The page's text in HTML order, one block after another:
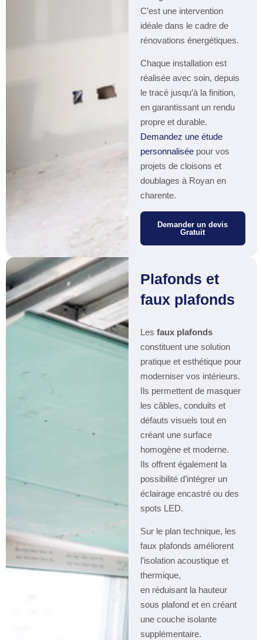
C’est une intervention
idéale dans le cadre de
rénovations énergétiques.
Chaque installation est
réalisée avec soin, depuis
le tracé jusqu’à la finition,
en garantissant un rendu
propre et durable.
Demandez une étude
personnaliséepour vos
projets de cloisons et
doublages à Royan en
charente.
Demander un devis
Gratuit
Plafonds et
faux plafonds
Les faux plafonds
constituent une solution
pratique et esthétique pour
moderniser vos intérieurs.
Ils permettent de masquer
les câbles, conduits et
défauts visuels tout en
créant une surface
homogène et moderne.
Ils offrent également la
possibilité d’intégrer un
éclairage encastré ou des
spots LED.
Sur le plan technique, les
faux plafonds améliorent
l’isolation acoustique et
thermique,
en réduisant la hauteur
sous plafond et en créant
une couche isolante
supplémentaire.